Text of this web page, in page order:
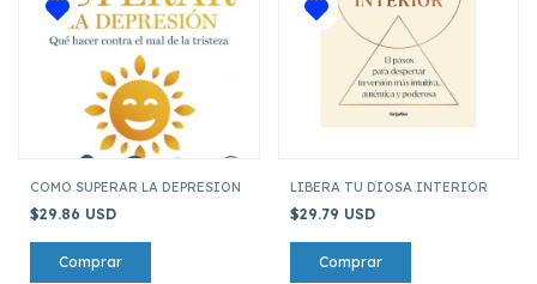
COMO SUPERAR LA DEPRESION
$29.86 USD
LIBERA TU DIOSA INTERIOR
$29.79 USD